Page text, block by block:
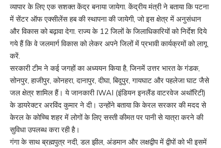
व्यापार के लिए एक सशक्त केंद्र बनाया जायेगा. केंद्रीय मंत्री ने बताया कि पटना
में सेंटर ऑफ एक्सीलेंस हब की स्थापना की जायेगी, जो इस क्षेत्र में अनुसंधान
और विकास को बढ़ावा देगा. राज्य के 12 जिलों के जिलाधिकारियों को निर्देश दिये
गये हैं कि वे जलमार्ग विकास को लेकर अपने जिलों में प्रभावी कार्यक्रमों को लागू
करें.
सरकारी टीम ने कई जगहों का अध्ययन किया है, जिनमें उत्तर भारत के गंडक,
सोनपुर, हाजीपुर, कोनहरा, दानापुर, दीघा, बिदुपुर, गायघाट और पहलेजा घाट जैसे
जल क्षेत्र शामिल हैं। ये जानकारी IWAI (इंडियन इनलैंड वाटरवेज अथॉरिटी)
के डायरेक्टर अरविंद कुमार ने दी। उन्होंने बताया कि केरल सरकार की मदद से
केरल के कोच्चि शहर में लोगों के लिए सस्ती कीमत पर पानी से यात्रा करने की
सुविधा उपलब्ध करा रही है।
गंगा के साथ ब्रह्मपुत्र नदी, डल झील, अंडमान और लक्षद्वीप में द्वीपों को भी इसमें